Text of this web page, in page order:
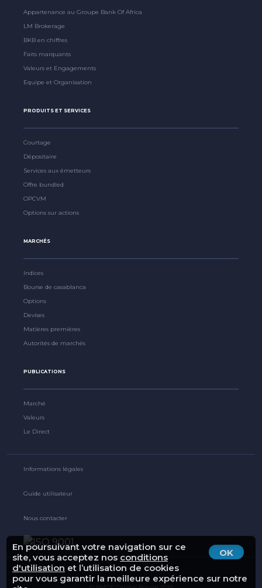
OK
En poursuivant votre navigation sur ce
site, vous acceptez nos conditions
d'utilisation et l’utilisation de cookies
pour vous garantir la meilleure expérience sur notre
Appartenance au Groupe Bank Of Africa
LM Brokerage
BKB en chiffres
Faits marquants
Valeurs et Engagements
Equipe et Organisation
PRODUITS ET SERVICES
Courtage
Dépositaire
Services aux émetteurs
Offre bundled
OPCVM
Options sur actions
MARCHÉS
Indices
Bourse de casablanca
Options
Devises
Matières premières
Autorités de marchés
PUBLICATIONS
Marché
Valeurs
Le Direct
Informations légales
Guide utilisateur
Nous contacter